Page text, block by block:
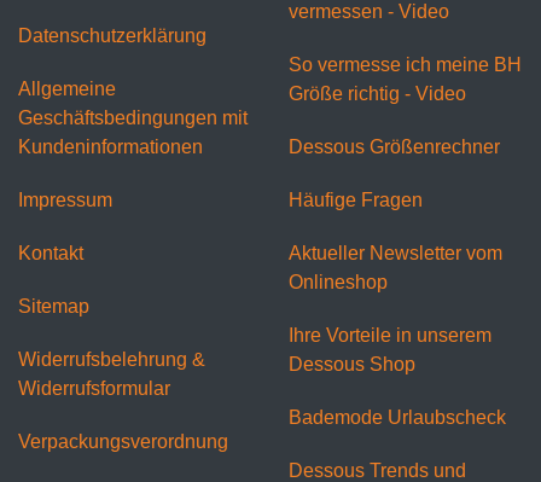
Datenschutzerklärung
Allgemeine
Geschäftsbedingungen mit
Kundeninformationen
Impressum
Kontakt
Sitemap
Widerrufsbelehrung &
Widerrufsformular
Verpackungsverordnung
vermessen - Video
So vermesse ich meine BH
Größe richtig - Video
Dessous Größenrechner
Häufige Fragen
Aktueller Newsletter vom
Onlineshop
Ihre Vorteile in unserem
Dessous Shop
Bademode Urlaubscheck
Dessous Trends und